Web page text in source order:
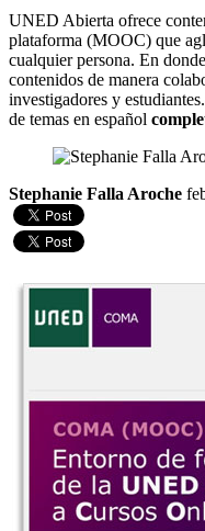
UNED Abierta ofrece
plataforma (MOOC) que
cualquier persona. En
contenidos de manera
investigadores y
de temas en español
Stephanie Falla Aroche